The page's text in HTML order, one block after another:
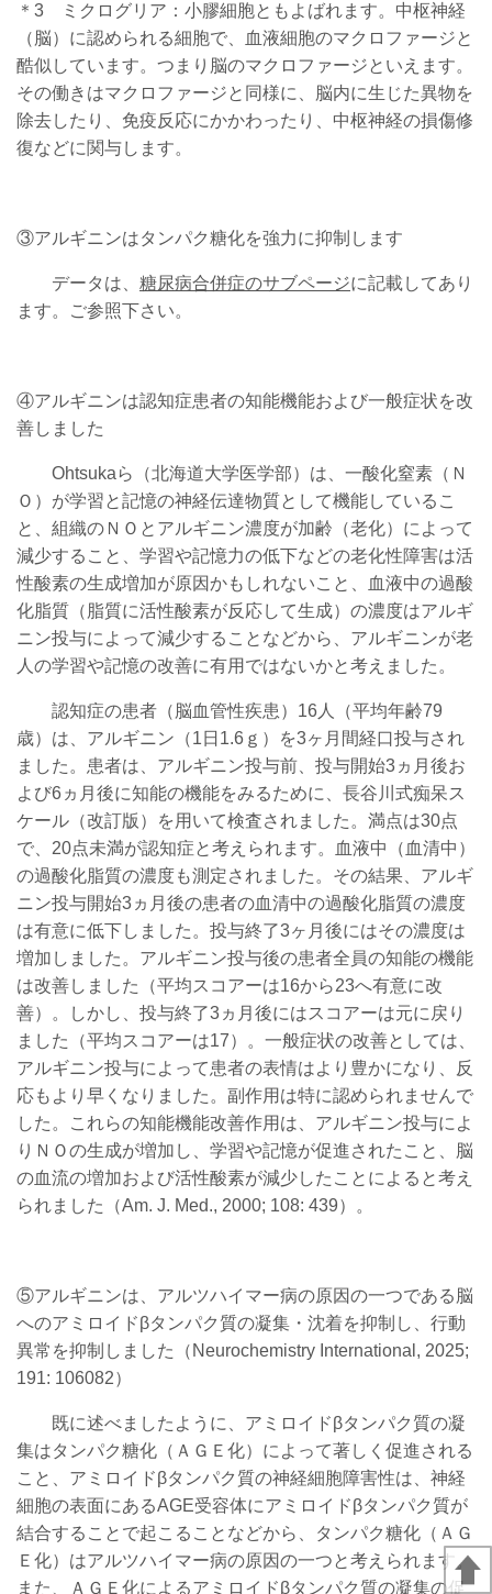
＊3 ミクログリア：小膠細胞ともよばれます。中枢神経
（脳）に認められる細胞で、血液細胞のマクロファージと
酷似しています。つまり脳のマクロファージといえます。
その働きはマクロファージと同様に、脳内に生じた異物を
除去したり、免疫反応にかかわったり、中枢神経の損傷修
復などに関与します。
③アルギニンはタンパク糖化を強力に抑制します
データは、 糖尿病合併症のサブページに記載してあり
ます。ご参照下さい。
④アルギニンは認知症患者の知能機能および一般症状を改
善しました
Ohtsukaら（北海道大学医学部）は、一酸化窒素（Ｎ
Ｏ）が学習と記憶の神経伝達物質として機能しているこ
と、組織のＮＯとアルギニン濃度が加齢（老化）によって
減少すること、学習や記憶力の低下などの老化性障害は活
性酸素の生成増加が原因かもしれないこと、血液中の過酸
化脂質（脂質に活性酸素が反応して生成）の濃度はアルギ
ニン投与によって減少することなどから、アルギニンが老
人の学習や記憶の改善に有用ではないかと考えました。
認知症の患者（脳血管性疾患）16人（平均年齢79
歳）は、アルギニン（1日1.6ｇ）を3ヶ月間経口投与され
ました。患者は、アルギニン投与前、投与開始3ヵ月後お
よび6ヵ月後に知能の機能をみるために、長谷川式痴呆ス
ケール（改訂版）を用いて検査されました。満点は30点
で、20点未満が認知症と考えられます。血液中（血清中）
の過酸化脂質の濃度も測定されました。その結果、アルギ
ニン投与開始3ヵ月後の患者の血清中の過酸化脂質の濃度
は有意に低下しました。投与終了3ヶ月後にはその濃度は
増加しました。アルギニン投与後の患者全員の知能の機能
は改善しました（平均スコアーは16から23へ有意に改
善）。しかし、投与終了3ヵ月後にはスコアーは元に戻り
ました（平均スコアーは17）。一般症状の改善としては、
アルギニン投与によって患者の表情はより豊かになり、反
応もより早くなりました。副作用は特に認められませんで
した。これらの知能機能改善作用は、アルギニン投与によ
りＮＯの生成が増加し、学習や記憶が促進されたこと、脳
の血流の増加および活性酸素が減少したことによると考え
られました（Am. J. Med., 2000; 108: 439）。
⑤アルギニンは、アルツハイマー病の原因の一つである脳
へのアミロイドβタンパク質の凝集・沈着を抑制し、行動
異常を抑制しました（Neurochemistry International, 2025;
191: 106082）
既に述べましたように、アミロイドβタンパク質の凝
集はタンパク糖化（ＡＧＥ化）によって著しく促進される
こと、 アミロイドβタンパク質の神経細胞障害性は、神経
細胞の表面にあるAGE受容体にアミロイドβタンパク質が
結合することで起こることなどから、
タンパク糖化 （ＡＧ
Ｅ化） はアルツハイマー病の原因の一つと考えられます。
また、
ＡＧＥ化によるアミロイドβタンパク質の凝集の促